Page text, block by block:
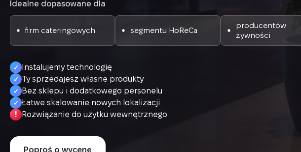
Idealne dopasowane dla
firm cateringowych segmentu HoReCa
producentów
żywności
✓ Instalujemy technologię
✓ Ty sprzedajesz własne produkty
✓ Bez sklepu i dodatkowego personelu
✓ Łatwe skalowanie nowych lokalizacji
!
Rozwiązanie do użytku wewnętrznego
Poproś o wycenę